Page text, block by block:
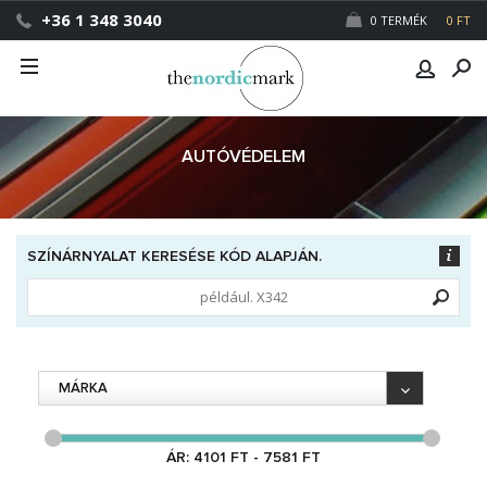
+36 1 348 3040 0 TERMÉK 0 FT
AUTÓVÉDELEM
SZÍNÁRNYALAT KERESÉSE KÓD ALAPJÁN.
MÁRKA
ÁR: 4101 FT - 7581 FT